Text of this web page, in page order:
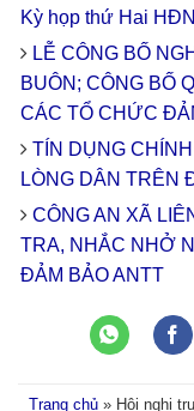
Kỳ họp thứ Hai
LỄ CÔNG BỐ
BUÔN; CÔNG BỐ
CÁC TỔ CHỨC
TÍN DỤNG
LÒNG DÂN TRÊN
CÔNG AN XÃ
TRA, NHẮC NHỞ
ĐẢM BẢO ANTT
Trang chủ» Hội nghị